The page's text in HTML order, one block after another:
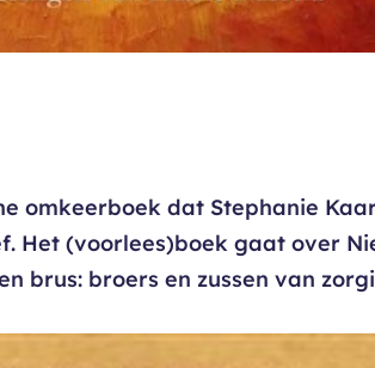
omkeerboek dat Stephanie
Het (voorlees)boek gaat over
brus: broers en zussen van